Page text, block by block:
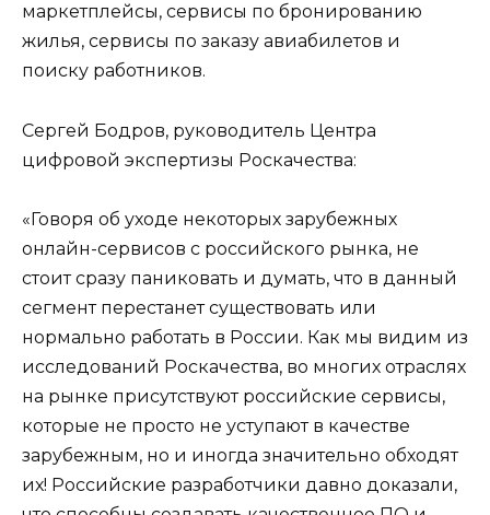
маркетплейсы, сервисы по бронированию
жилья, сервисы по заказу авиабилетов и
поиску работников.
Сергей Бодров, руководитель Центра
цифровой экспертизы Роскачества:
«Говоря об уходе некоторых зарубежных
онлайн-сервисов с российского рынка, не
стоит сразу паниковать и думать, что в данный
сегмент перестанет существовать или
нормально работать в России. Как мы видим из
исследований Роскачества, во многих отраслях
на рынке присутствуют российские сервисы,
которые не просто не уступают в качестве
зарубежным, но и иногда значительно обходят
их! Российские разработчики давно доказали,